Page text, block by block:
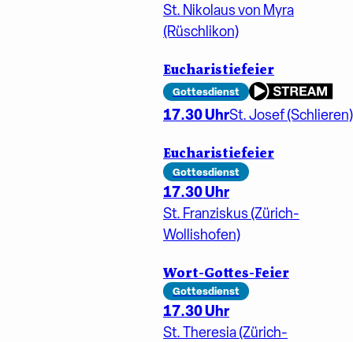
St. Nikolaus von Myra
(Rüschlikon)
Eucharistiefeier
Gottesdienst
17.30 UhrSt. Josef (Schlieren)
Eucharistiefeier
Gottesdienst
17.30 Uhr
St. Franziskus (Zürich-
Wollishofen)
Wort-Gottes-Feier
Gottesdienst
17.30 Uhr
St. Theresia (Zürich-